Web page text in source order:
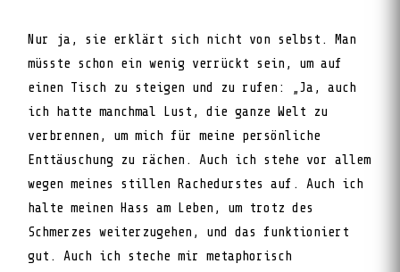
Nur ja, sie erklärt sich nicht von selbst. Man
müsste schon ein wenig verrückt sein, um auf
einen Tisch zu steigen und zu rufen: „Ja, auch
ich hatte manchmal Lust, die ganze Welt zu
verbrennen, um mich für meine persönliche
Enttäuschung zu rächen. Auch ich stehe vor allem
wegen meines stillen Rachedurstes auf. Auch ich
halte meinen Hass am Leben, um trotz des
Schmerzes weiterzugehen, und das funktioniert
gut. Auch ich steche mir metaphorisch